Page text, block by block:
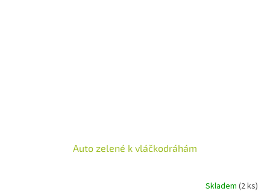
Auto zelené k vláčkodráhám
Skladem (2 ks)